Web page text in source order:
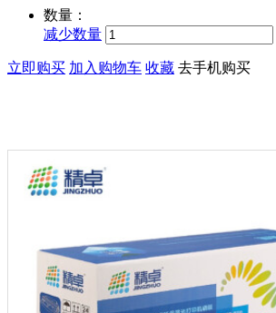
数量：
减少数量
立即购买 加入购物车 收藏 去手机购买